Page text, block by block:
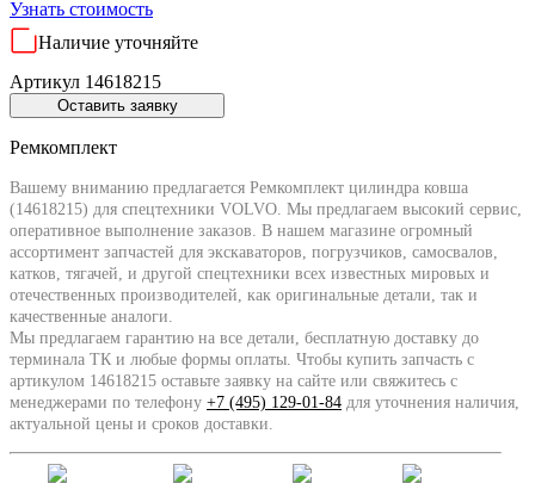
Узнать стоимость
Наличие уточняйте
Артикул 14618215
Оставить заявку
Ремкомплект
Вашему вниманию предлагается Ремкомплект цилиндра ковша
(14618215) для спецтехники VOLVO. Мы предлагаем высокий сервис,
оперативное выполнение заказов. В нашем магазине огромный
ассортимент запчастей для экскаваторов, погрузчиков, самосвалов,
катков, тягачей, и другой спецтехники всех известных мировых и
отечественных производителей, как оригинальные детали, так и
качественные аналоги.
Мы предлагаем гарантию на все детали, бесплатную доставку до
терминала ТК и любые формы оплаты. Чтобы купить запчасть с
артикулом 14618215 оставьте заявку на сайте или свяжитесь с
менеджерами по телефону +7 (495) 129-01-84 для уточнения наличия,
актуальной цены и сроков доставки.